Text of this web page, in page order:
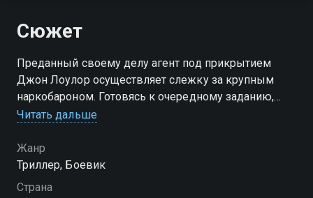
Сюжет
Преданный своему делу агент под прикрытием
Джон Лоулор осуществляет слежку за крупным
наркобароном. Готовясь к очередному заданию,
Лоулор отправляется на выходные в Тайбэй, не
подстерегающих его там
Читать дальше
Жанр
Триллер, Боевик
Страна